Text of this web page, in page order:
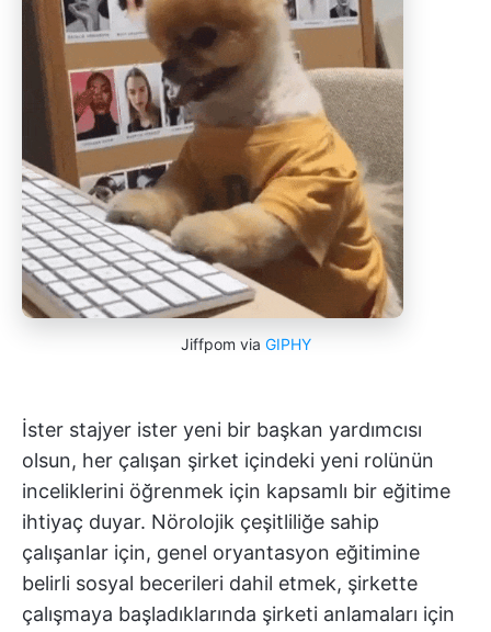
Jiffpom via GIPHY
İster stajyer ister yeni bir başkan yardımcısı
olsun, her çalışan şirket içindeki yeni rolünün
inceliklerini öğrenmek için kapsamlı bir eğitime
ihtiyaç duyar. Nörolojik çeşitliliğe sahip
çalışanlar için, genel oryantasyon eğitimine
belirli sosyal becerileri dahil etmek, şirkette
çalışmaya başladıklarında şirketi anlamaları için